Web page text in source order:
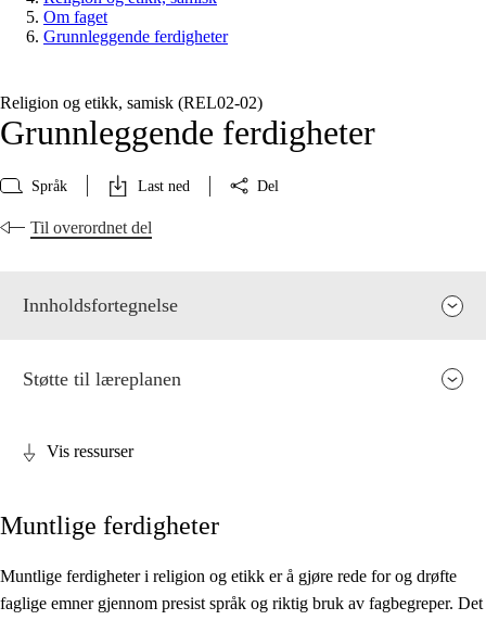
Om faget
Grunnleggende ferdigheter
Religion og etikk, samisk (REL02‑02)
Grunnleggende ferdigheter
Språk Last ned Del
Til overordnet del
Innholdsfortegnelse
Kjerneelementer
Tverrfaglige temaer
Grunnleggende ferdigheter
Støtte til læreplanen
Vis ressurser
Muntlige ferdigheter
Muntlige ferdigheter i religion og etikk er å gjøre rede for og drøfte
faglige emner gjennom presist språk og riktig bruk av fagbegreper. Det